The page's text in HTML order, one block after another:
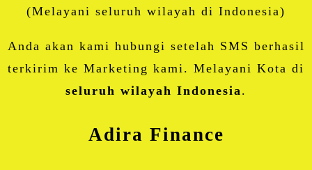
(Melayani seluruh wilayah di Indonesia)
Anda akan kami hubungi setelah SMS berhasil
terkirim ke Marketing kami. Melayani Kota di
seluruh wilayah Indonesia.
Adira Finance